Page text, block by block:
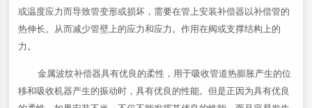
或温度应力而导致管变形或损坏，需要在管上安装补偿器以补偿管的
热伸长。从而减少管壁上的应力和应力。作用在阀或支撑结构上的
力。
金属波纹补偿器具有优良的柔性，用于吸收管道热膨胀产生的位
移和吸收机器产生的振动时，具有优良的性能。但是正因为具有优良